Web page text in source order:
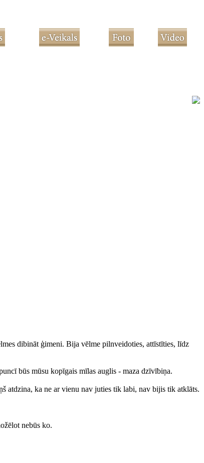
dibināt ģimeni. Bija vēlme pilnveidoties, attīstīties, līdz
būs mūsu kopīgais mīlas auglis - maza dzīvībiņa.
atdzina, ka ne ar vienu nav juties tik labi, nav bijis tik atklāts.
nebūs ko.